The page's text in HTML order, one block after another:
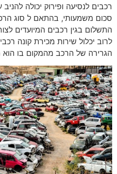
רכבים לנסיעה ופירוק יכולה
סכום משמעותי, בהתאם ל סוג
התשלום בגין רכבים המיועדים
לרוב יכלול שירות מכירת קונה
הגרירה של הרכב מהמקום בו הוא